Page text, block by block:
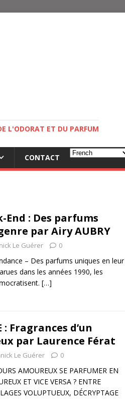
L'ODORAT ET DU PARFUM
CONTACT
End : Des parfums
par Airy AUBRY
Le Guérer 0
– Des parfums uniques en leur
dans les années 1990, les
[…]
: Fragrances d’un
par Laurence Férat
Le Guérer 0
AMOUREUX SE PARFUMER EN
ET VICE VERSA ? ENTRE
VOLUPTUEUX, DÉCRYPTAGE